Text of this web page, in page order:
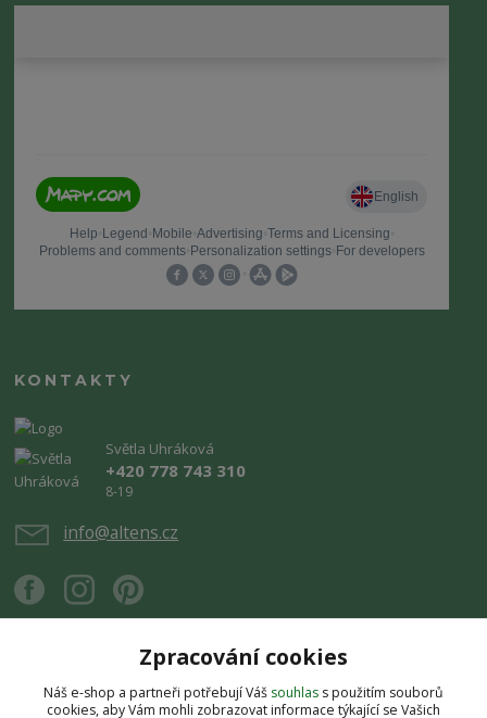
KONTAKTY
Světla Uhráková
+420 778 743 310
8-19
info@altens.cz
Upravit sběr cookies.
Zpracování cookies
Náš e-shop a partneři potřebují Váš souhlas s použitím souborů
cookies, aby Vám mohli zobrazovat informace týkající se Vašich